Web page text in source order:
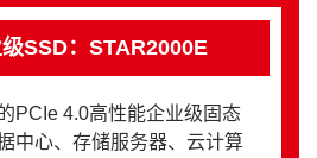
SSD：STAR2000E
PCIe 4.0高性能企业级固态
中心、存储服务器、云计算